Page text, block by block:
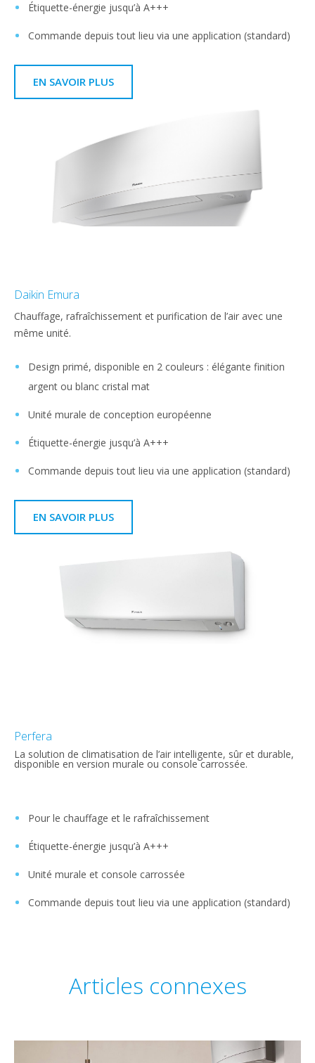
Étiquette-énergie jusqu’à A+++
Commande depuis tout lieu via une application (standard)
EN SAVOIR PLUS
Daikin Emura
Chauffage, rafraîchissement et purification de l’air avec une
même unité.
Design primé, disponible en 2 couleurs : élégante finition
argent ou blanc cristal mat
Unité murale de conception européenne
Étiquette-énergie jusqu’à A+++
Commande depuis tout lieu via une application (standard)
EN SAVOIR PLUS
Perfera
La solution de climatisation de l’air intelligente, sûr et durable,
disponible en version murale ou console carrossée.
Pour le chauffage et le rafraîchissement
Étiquette-énergie jusqu’à A+++
Unité murale et console carrossée
Commande depuis tout lieu via une application (standard)
Articles connexes